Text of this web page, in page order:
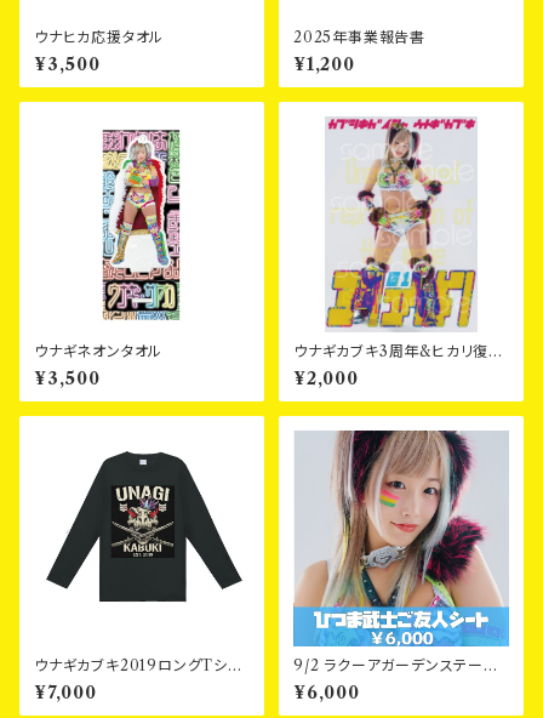
ウナヒカ応援タオル
¥3,500
2025年事業報告書
¥1,200
ウナギネオンタオル
¥3,500
ウナギカブキ3周年&ヒカリ復活
ポートレート
¥2,000
ウナギカブキ2019ロングTシャ
ツ
¥7,000
9/2 ラクーアガーデンステージ
：ひつま武士ご友人シート
¥6,000